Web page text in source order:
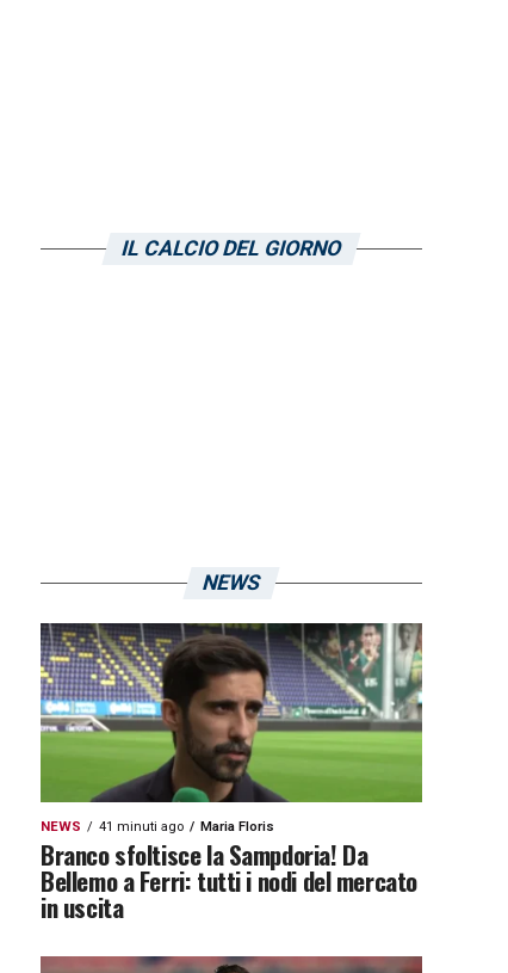
IL CALCIO DEL GIORNO
NEWS
NEWS 41 minuti ago Maria Floris
Branco sfoltisce la Sampdoria! Da
Bellemo a Ferri: tutti i nodi del mercato
in uscita